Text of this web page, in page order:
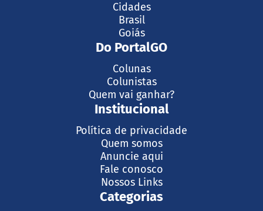
Cidades
Brasil
Goiás
Do PortalGO
Colunas
Colunistas
Quem vai ganhar?
Institucional
Política de privacidade
Quem somos
Anuncie aqui
Fale conosco
Nossos Links
Categorias